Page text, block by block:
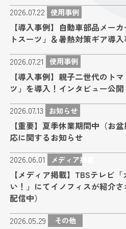
2026.07.22 使用事例
【導入事例】自動車部品メー
トスーツ」＆暑熱対策ギア導入
2026.07.21 使用事例
【導入事例】親子二世代のト
ツ」を導入！インタビュー公開
2026.07.13 お知らせ
【重要】夏季休業期間中（お
応に関するお知らせ
2026.06.01 メディア掲載
【メディア掲載】TBSテレビ
い！」にてイノフィスが紹介
配信中）
2026.05.29 その他